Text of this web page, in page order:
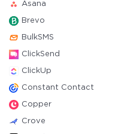
Asana
Brevo
BulkSMS
ClickSend
ClickUp
Constant Contact
Copper
Crove